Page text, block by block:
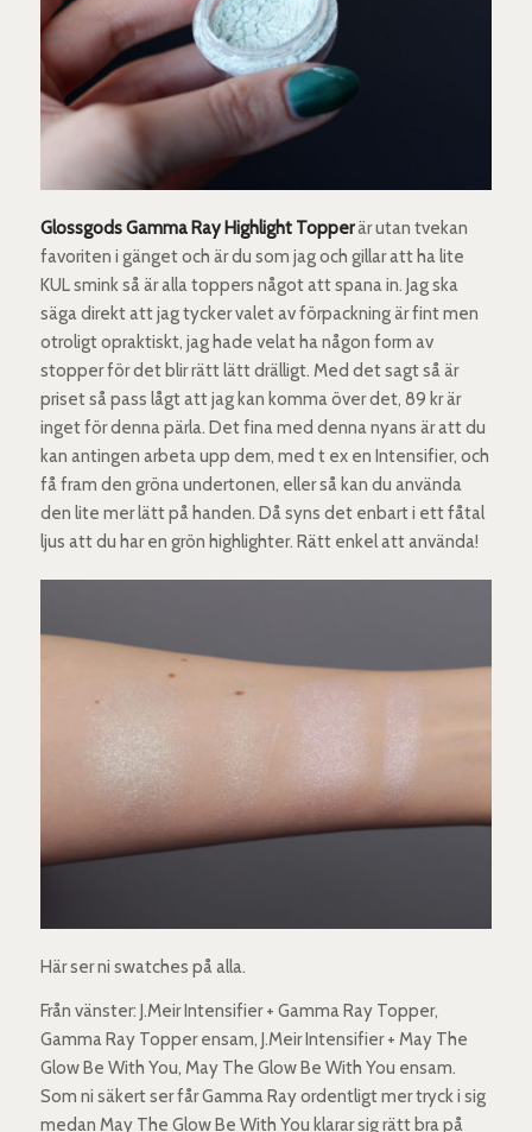
Glossgods Gamma Ray Highlight Topperär utan tvekan
favoriten i gänget och är du som jag och gillar att ha lite
KUL smink så är alla toppers något att spana in. Jag ska
säga direkt att jag tycker valet av förpackning är fint men
otroligt opraktiskt, jag hade velat ha någon form av
stopper för det blir rätt lätt drälligt. Med det sagt så är
priset så pass lågt att jag kan komma över det, 89 kr är
inget för denna pärla. Det fina med denna nyans är att du
kan antingen arbeta upp dem, med t ex en Intensifier, och
få fram den gröna undertonen, eller så kan du använda
den lite mer lätt på handen. Då syns det enbart i ett fåtal
ljus att du har en grön highlighter. Rätt enkel att använda!
Här ser ni swatches på alla.
Från vänster: J.Meir Intensifier + Gamma Ray Topper,
Gamma Ray Topper ensam, J.Meir Intensifier + May The
Glow Be With You, May The Glow Be With You ensam.
Som ni säkert ser får Gamma Ray ordentligt mer tryck i sig
medan May The Glow Be With You klarar sig rätt bra på